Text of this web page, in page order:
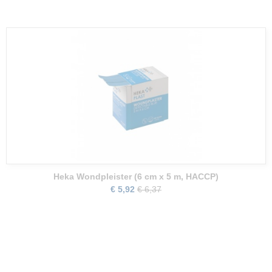
Heka Wondpleister (6 cm x 5 m, HACCP)
€ 5,92 € 6,37